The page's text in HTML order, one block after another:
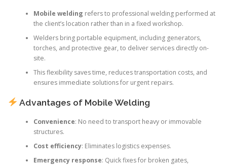
Mobile welding refers to professional welding performed at
the client’s location rather than in a fixed workshop.
Welders bring portable equipment, including generators,
torches, and protective gear, to deliver services directly on-
site.
This flexibility saves time, reduces transportation costs, and
ensures immediate solutions for urgent repairs.
Advantages of Mobile Welding
Convenience: No need to transport heavy or immovable
structures.
Cost efficiency: Eliminates logistics expenses.
Emergency response: Quick fixes for broken gates,